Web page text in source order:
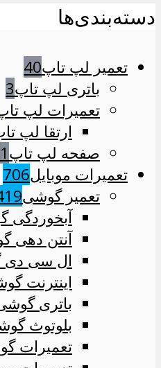
دسته‌بندی‌ها
تعمیر لپ تاپ40
باتری لپ تاپ3
تعمیرات لپ
ارتقا لپ
صفحه لپ تاپ1
تعمیرات موبایل706
تعمیر گوشی
آبخوردگی
آنتن دهی
ال سی
اینترنت
باتری
بلوتوث
تعمیرات